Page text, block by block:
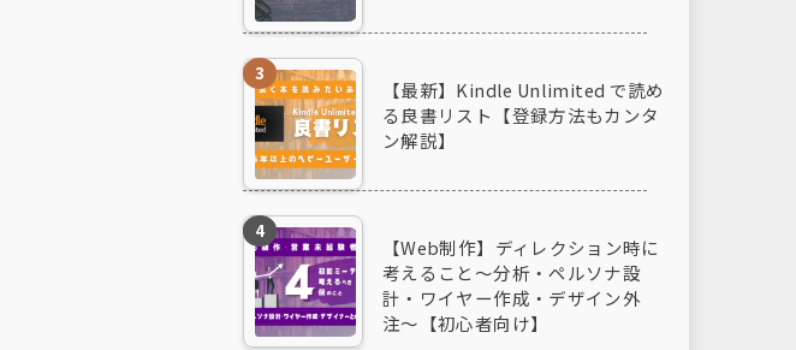
【最新】Kindle Unlimited で読め
る良書リスト【登録方法もカンタ
ン解説】
【Web制作】ディレクション時に
考えること〜分析・ペルソナ設
計・ワイヤー作成・デザイン外
注〜【初心者向け】